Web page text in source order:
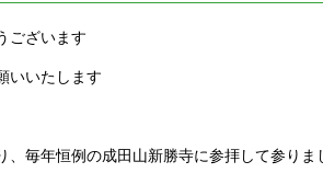
ございます
いいたします
、毎年恒例の成田山新勝寺に参拝して参りま